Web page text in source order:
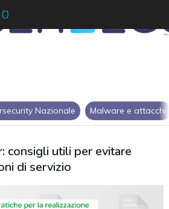
Nazionale Malware e attacchi
consigli utili per evitare
di servizio